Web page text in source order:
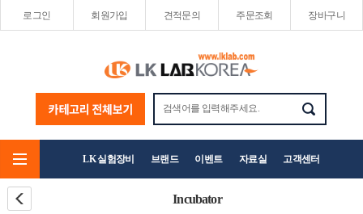
로그인 회원가입 견적문의 주문조회 장바구니
LK 실험장비 브랜드 이벤트 자료실 고객센터
Incubator